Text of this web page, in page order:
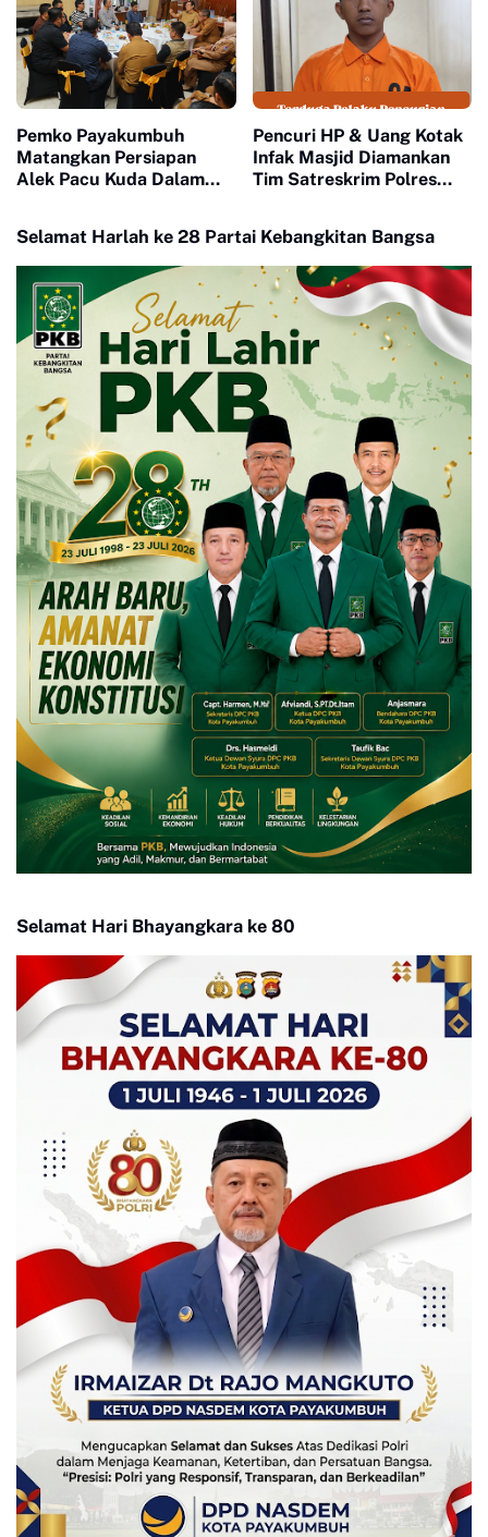
Pemko Payakumbuh
Matangkan Persiapan
Alek Pacu Kuda Dalam
Pencuri HP & Uang Kotak
Infak Masjid Diamankan
Tim Satreskrim Polres
Selamat Harlah ke 28 Partai Kebangkitan Bangsa
Selamat Hari Bhayangkara ke 80